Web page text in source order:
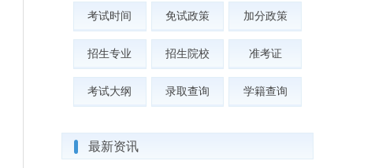
考试时间 免试政策 加分政策
招生专业 招生院校 准考证
考试大纲 录取查询 学籍查询
最新资讯